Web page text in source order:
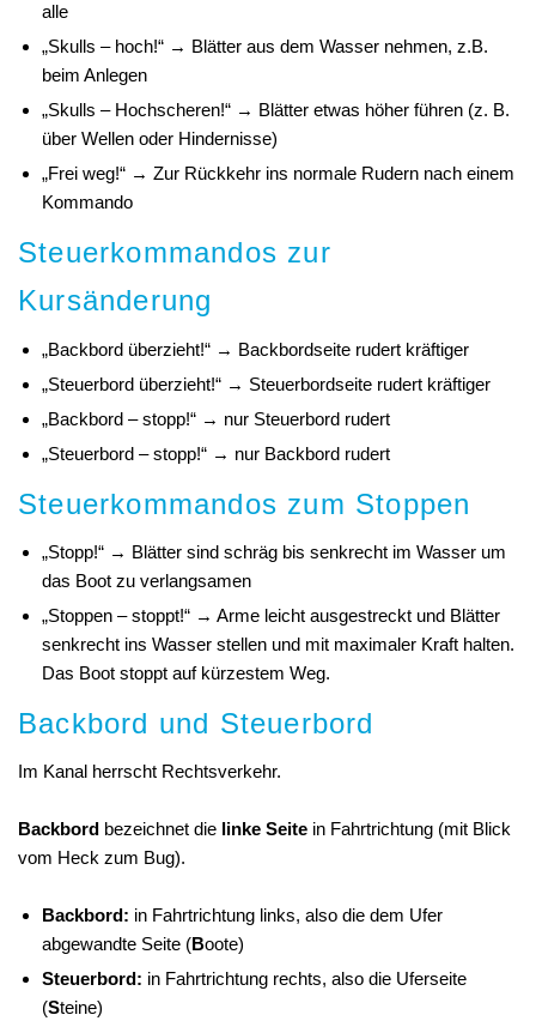
alle
„Skulls – hoch!“ → Blätter aus dem Wasser nehmen, z.B.
beim Anlegen
„Skulls – Hochscheren!“ → Blätter etwas höher führen (z. B.
über Wellen oder Hindernisse)
„Frei weg!“ → Zur Rückkehr ins normale Rudern nach einem
Kommando
Steuerkommandos zur
Kursänderung
„Backbord überzieht!“ → Backbordseite rudert kräftiger
„Steuerbord überzieht!“ → Steuerbordseite rudert kräftiger
„Backbord – stopp!“ → nur Steuerbord rudert
„Steuerbord – stopp!“ → nur Backbord rudert
Steuerkommandos zum Stoppen
„Stopp!“ → Blätter sind schräg bis senkrecht im Wasser um
das Boot zu verlangsamen
„Stoppen – stoppt!“ → Arme leicht ausgestreckt und Blätter
senkrecht ins Wasser stellen und mit maximaler Kraft halten.
Das Boot stoppt auf kürzestem Weg.
Backbord und Steuerbord
Im Kanal herrscht Rechtsverkehr.
Backbord bezeichnet die linke Seite in Fahrtrichtung (mit Blick
vom Heck zum Bug).
Backbord: in Fahrtrichtung links, also die dem Ufer
abgewandte Seite (Boote)
Steuerbord: in Fahrtrichtung rechts, also die Uferseite
(Steine)